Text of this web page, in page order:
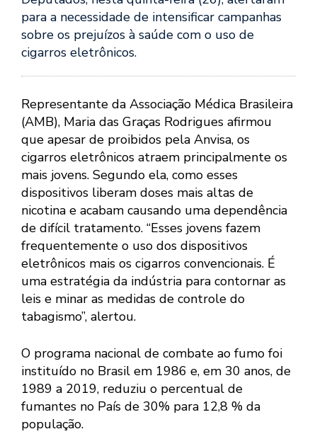
para a necessidade de intensificar campanhas
sobre os prejuízos à saúde com o uso de
cigarros eletrônicos.
Representante da Associação Médica Brasileira
(AMB), Maria das Graças Rodrigues afirmou
que apesar de proibidos pela Anvisa, os
cigarros eletrônicos atraem principalmente os
mais jovens. Segundo ela, como esses
dispositivos liberam doses mais altas de
nicotina e acabam causando uma dependência
de difícil tratamento. “Esses jovens fazem
frequentemente o uso dos dispositivos
eletrônicos mais os cigarros convencionais. É
uma estratégia da indústria para contornar as
leis e minar as medidas de controle do
tabagismo”, alertou.
O programa nacional de combate ao fumo foi
instituído no Brasil em 1986 e, em 30 anos, de
1989 a 2019, reduziu o percentual de
fumantes no País de 30% para 12,8 % da
população.